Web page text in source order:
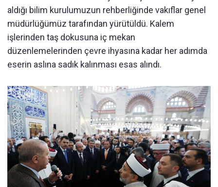
aldığı bilim kurulumuzun rehberliğinde vakıflar genel
müdürlüğümüz tarafından yürütüldü. Kalem
işlerinden taş dokusuna iç mekan
düzenlemelerinden çevre ihyasına kadar her adımda
eserin aslına sadık kalınması esas alındı.